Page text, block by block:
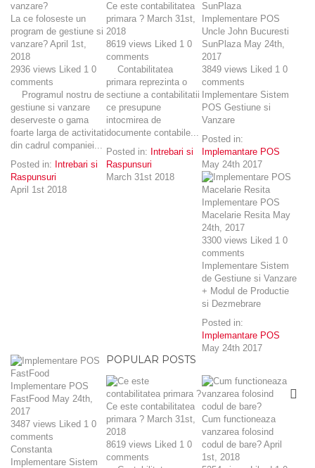
La ce foloseste un
program de gestiune si
vanzare? April 1st,
2018
2936 views Liked 1 0
comments
Programul nostru de
gestiune si vanzare
deserveste o gama
foarte larga de activitati
din cadrul companiei...
Posted in: Intrebari si
Raspunsuri
April 1st 2018
Ce este contabilitatea
primara ? March 31st,
2018
8619 views Liked 1 0
comments
Contabilitatea
primara reprezinta o
sectiune a contabilitatii
ce presupune
intocmirea de
documente contabile...
Posted in: Intrebari si
Raspunsuri
March 31st 2018
Implementare POS
Uncle John Bucuresti
SunPlaza May 24th,
2017
3849 views Liked 1 0
comments
Implementare Sistem
POS Gestiune si
Vanzare
Posted in:
Implemantare POS
May 24th 2017
Implementare POS
Macelarie Resita May
24th, 2017
3300 views Liked 1 0
comments
Implementare Sistem
de Gestiune si Vanzare
+ Modul de Productie
si Dezmebrare
Posted in:
Implemantare POS
May 24th 2017
Implementare POS
FastFood May 24th,
2017
3487 views Liked 1 0
comments
Constanta
Implementare Sistem
POPULAR POSTS
Ce este contabilitatea
primara ? March 31st,
2018
8619 views Liked 1 0
comments
Cum functioneaza
vanzarea folosind
codul de bare? April
1st, 2018